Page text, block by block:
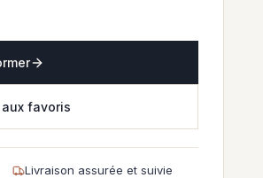
favoris
Livraison assurée et suivie